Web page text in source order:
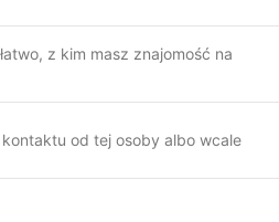
z kim masz znajomość na
od tej osoby albo wcale